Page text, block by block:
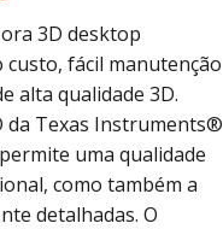
3D desktop
custo, fácil manutenção
alta qualidade 3D.
da Texas Instruments®
uma qualidade
como também a
detalhadas. O